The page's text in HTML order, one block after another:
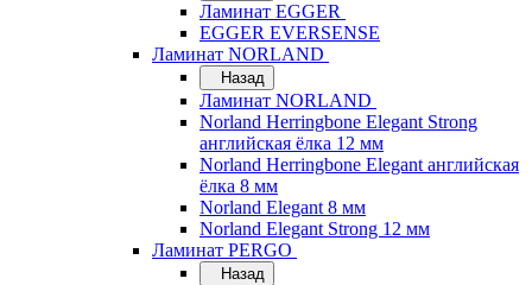
Ламинат EGGER
EGGER EVERSENSE
Ламинат NORLAND
Назад
Ламинат NORLAND
Norland Herringbone Elegant Strong
английская ёлка 12 мм
Norland Herringbone Elegant английская
ёлка 8 мм
Norland Elegant 8 мм
Norland Elegant Strong 12 мм
Ламинат PERGO
Назад